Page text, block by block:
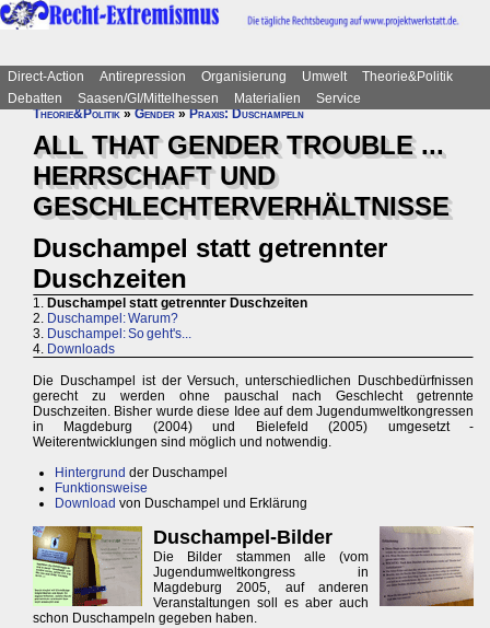
Direct-Action Antirepression Organisierung Umwelt
Theorie&Politik
Debatten
Saasen/GI/Mittelhessen Materialien
Service
Theorie&Politik»Gender»Praxis: Duschampeln
ALL THAT GENDER TROUBLE ...
HERRSCHAFT UND
GESCHLECHTERVERHÄLTNISSE
Duschampel statt getrennter
Duschzeiten
1. Duschampel statt getrennter Duschzeiten
2. Duschampel: Warum?
3. Duschampel: So geht's...
4. Downloads
Die Duschampel ist der Versuch, unterschiedlichen Duschbedürfnissen
gerecht zu werden ohne pauschal nach Geschlecht getrennte
Duschzeiten. Bisher wurde diese Idee auf dem Jugendumweltkongressen
in Magdeburg (2004) und Bielefeld (2005) umgesetzt -
Weiterentwicklungen sind möglich und notwendig.
Hintergrund der Duschampel
Funktionsweise
Download von Duschampel und Erklärung
Duschampel-Bilder
Die Bilder stammen alle (vom
Jugendumweltkongress in
Magdeburg 2005, auf anderen
Veranstaltungen soll es aber auch
schon Duschampeln gegeben haben.